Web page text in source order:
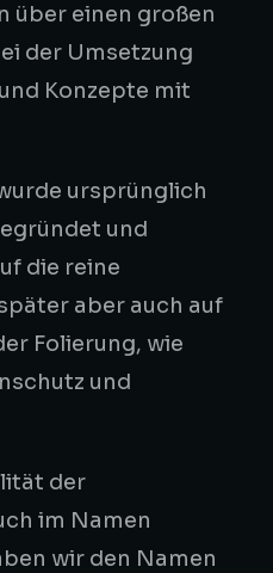
über einen großen
der Umsetzung
Konzepte mit
ursprünglich
und
die reine
aber auch auf
Folierung, wie
und
der
im Namen
wir den Namen